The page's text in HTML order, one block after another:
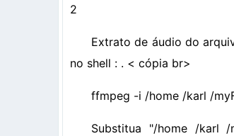
2
Extrato de áudio do
no shell : . < cópia br>
ffmpeg -i /home /karl /
Substitua "/home /karl